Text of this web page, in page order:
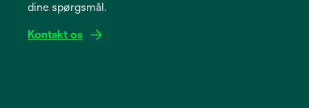
dine spørgsmål.
Kontakt os